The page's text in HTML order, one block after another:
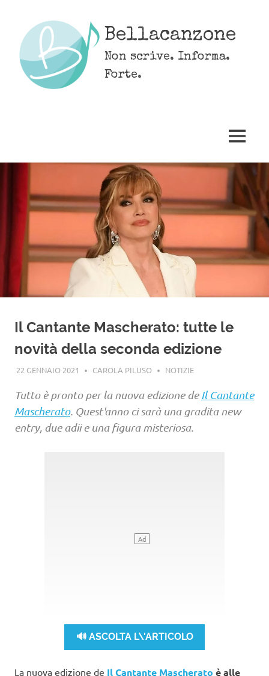
content
Bellacanzone
Non scrive. Informa.
Forte.
MENU
Il Cantante Mascherato: tutte le
novità della seconda edizione
22 GENNAIO 2021 CAROLA PILUSO NOTIZIE
Tutto è pronto per la nuova edizione deIl Cantante
Mascherato. Quest'anno ci sarà una gradita new
entry, due adii e una figura misteriosa.
🔊 ASCOLTA L\'ARTICOLO
La nuova edizione de Il Cantante Mascherato è alle